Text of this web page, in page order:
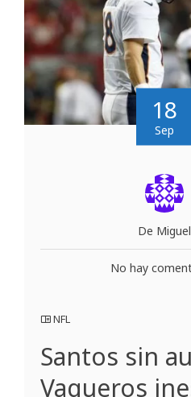
18
Sep
De Miguel
No hay
NFL
Santos sin
Vaqueros